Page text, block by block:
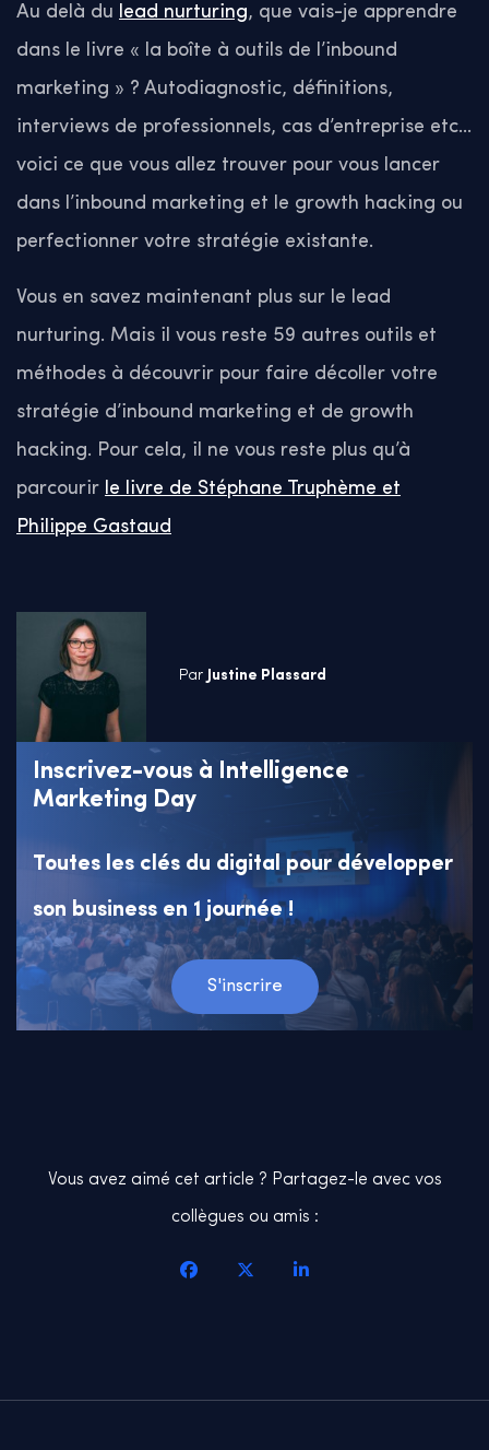
Par Justine Plassard
Au delà du lead nurturing, que vais-je apprendre
dans le livre « la boîte à outils de l’inbound
marketing » ? Autodiagnostic, définitions,
interviews de professionnels, cas d’entreprise etc…
voici ce que vous allez trouver pour vous lancer
dans l’inbound marketing et le growth hacking ou
perfectionner votre stratégie existante.
Vous en savez maintenant plus sur le lead
nurturing. Mais il vous reste 59 autres outils et
méthodes à découvrir pour faire décoller votre
stratégie d’inbound marketing et de growth
hacking. Pour cela, il ne vous reste plus qu’à
parcourir le livre de Stéphane Truphème et
Philippe Gastaud
Inscrivez-vous à Intelligence
Marketing Day
Toutes les clés du digital pour développer
son business en 1 journée !
S'inscrire
Vous avez aimé cet article ? Partagez-le avec vos
collègues ou amis :